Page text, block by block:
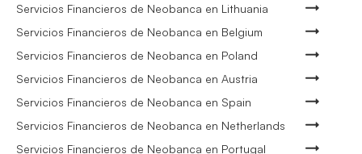
Servicios Financieros de Neobanca en Lithuania
Servicios Financieros de Neobanca en Belgium
Servicios Financieros de Neobanca en Poland
Servicios Financieros de Neobanca en Austria
Servicios Financieros de Neobanca en Spain
Servicios Financieros de Neobanca en Netherlands
Servicios Financieros de Neobanca en Portugal